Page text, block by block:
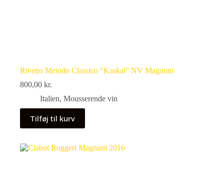
Rivetto Metodo Classico “Kaskal” NV Magnum
800,00 kr.
Italien, Mousserende vin
Tilføj til kurv